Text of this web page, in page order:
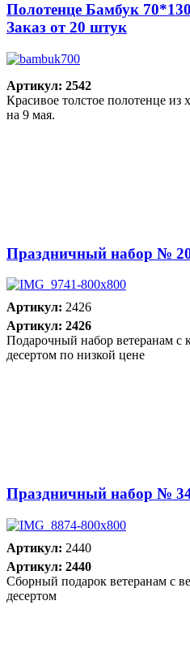
Полотенце Бамбук
Заказ от 20 штук
Артикул: 2542
Красивое толстое полотенце
на 9 мая.
Праздничный набор №
Артикул: 2426
Артикул: 2426
Подарочный набор ветеранам с
десертом по низкой цене
Праздничный набор №
Артикул: 2440
Артикул: 2440
Сборный подарок ветеранам с
десертом